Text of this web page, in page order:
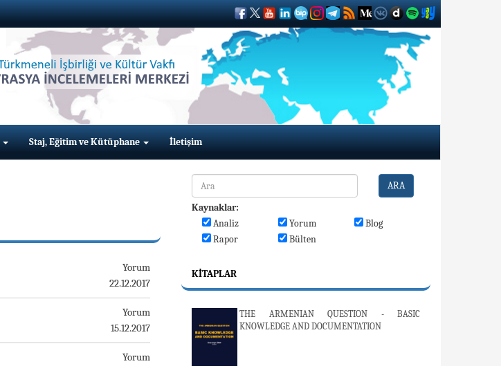
Staj, Eğitim ve Kütüphane İletişim
Yorum
22.12.2017
Yorum
15.12.2017
Yorum
ARA
Kaynaklar:
Analiz
Yorum
Blog
Rapor
Bülten
KITAPLAR
THE ARMENIAN QUESTION - BASIC
KNOWLEDGE AND DOCUMENTATION